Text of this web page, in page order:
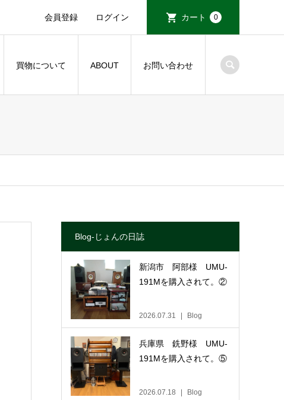
会員登録 ログイン カート 0
買物について ABOUT お問い合わせ
Blog-じょんの日誌
新潟市 阿部様 UMU-
191Mを購入されて。②
2026.07.31 Blog
兵庫県 銑野様 UMU-
191Mを購入されて。⑤
2026.07.18 Blog